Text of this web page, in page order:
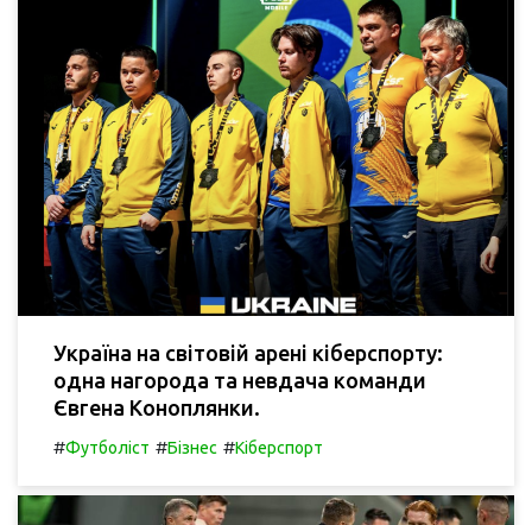
Україна на світовій арені кіберспорту:
одна нагорода та невдача команди
Євгена Коноплянки.
#Футболіст #Бізнес #Кіберспорт